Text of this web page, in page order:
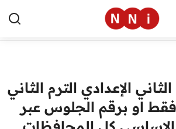
الإعدادي الترم الثاني
فقط او برقم الجلوس عبر